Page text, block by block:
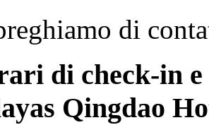
di
di check-in
Qingdao